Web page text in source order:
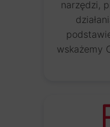
narzędzi,
wskażemy